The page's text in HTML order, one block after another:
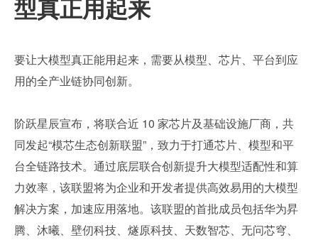
型真正用起来
要让大模型真正能用起来，需要从模型、芯片、平台到应
用的全产业链协同创新。
阶跃星辰宣布，将联合近 10 家芯片及基础设施厂商，共
同发起“模芯生态创新联盟”，致力于打通芯片、模型和平
台全链路技术。通过底层联合创新提升大模型适配性和算
力效率，该联盟将为企业和开发者提供高效易用的大模型
解决方案，加速应用落地。该联盟的首批成员包括华为昇
腾、沐曦、壁仞科技、燧原科技、天数智芯、无问芯穹、